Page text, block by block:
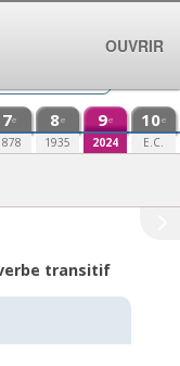
7e 8e
1935
9e
2024
10e
E.C.
transitif
OUVRIR